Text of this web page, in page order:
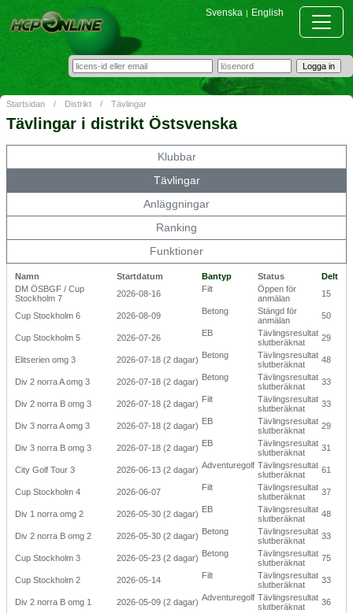
Svenska | English
Startsidan / Distrikt / Tävlingar
Tävlingar i distrikt Östsvenska
Klubbar
Tävlingar
Anläggningar
Ranking
Funktioner
Namn Startdatum Bantyp Status
Delt
DM ÖSBGF / Cup
Stockholm 7
2026-08-16 Filt
Öppen för
anmälan
15
Cup Stockholm 6 2026-08-09 Betong
Stängd för
anmälan
50
Cup Stockholm 5 2026-07-26 EB
Tävlingsresultat
slutberäknat
29
Elitserien omg 3 2026-07-18 (2 dagar) Betong
Tävlingsresultat
slutberäknat
48
Div 2 norra A omg 3 2026-07-18 (2 dagar) Betong
Tävlingsresultat
slutberäknat
33
Div 2 norra B omg 3 2026-07-18 (2 dagar) Filt
Tävlingsresultat
slutberäknat
33
Div 3 norra A omg 3 2026-07-18 (2 dagar) EB
Tävlingsresultat
slutberäknat
29
Div 3 norra B omg 3 2026-07-18 (2 dagar) EB
Tävlingsresultat
slutberäknat
31
City Golf Tour 3 2026-06-13 (2 dagar) Adventuregolf Tävlingsresultat
slutberäknat
61
Cup Stockholm 4 2026-06-07 Filt
Tävlingsresultat
slutberäknat
37
Div 1 norra omg 2 2026-05-30 (2 dagar) EB
Tävlingsresultat
slutberäknat
48
Div 2 norra B omg 2 2026-05-30 (2 dagar) Betong
Tävlingsresultat
slutberäknat
33
Cup Stockholm 3 2026-05-23 (2 dagar) Betong
Tävlingsresultat
slutberäknat
75
Cup Stockholm 2 2026-05-14 Filt
Tävlingsresultat
slutberäknat
33
Div 2 norra B omg 1 2026-05-09 (2 dagar) Adventuregolf Tävlingsresultat
slutberäknat
36